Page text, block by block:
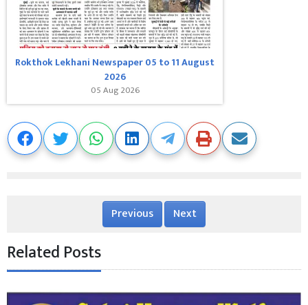
Rokthok Lekhani Newspaper 05 to 11 August
2026
05 Aug 2026
Previous Next
Related Posts